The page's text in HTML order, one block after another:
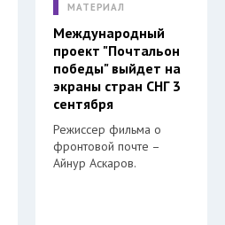
МАТЕРИАЛ
Международный
проект "Почтальон
победы" выйдет на
экраны стран СНГ 3
сентября
Режиссер фильма о
фронтовой почте –
Айнур Аскаров.